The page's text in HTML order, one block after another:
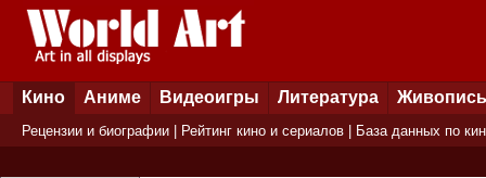
Кино Аниме Видеоигры Литература Живопись
Рецензии и биографии Рейтинг кино и сериалов База данных по